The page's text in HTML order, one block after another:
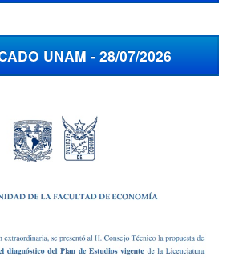
UNAM - 28/07/2026